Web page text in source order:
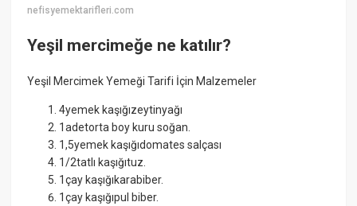
nefisyemektarifleri.com
Yeşil mercimeğe ne katılır?
Yeşil Mercimek Yemeği Tarifi İçin Malzemeler
4yemek kaşığızeytinyağı
1adetorta boy kuru soğan.
1,5yemek kaşığıdomates salçası
1/2tatlı kaşığıtuz.
1çay kaşığıkarabiber.
1çay kaşığıpul biber.